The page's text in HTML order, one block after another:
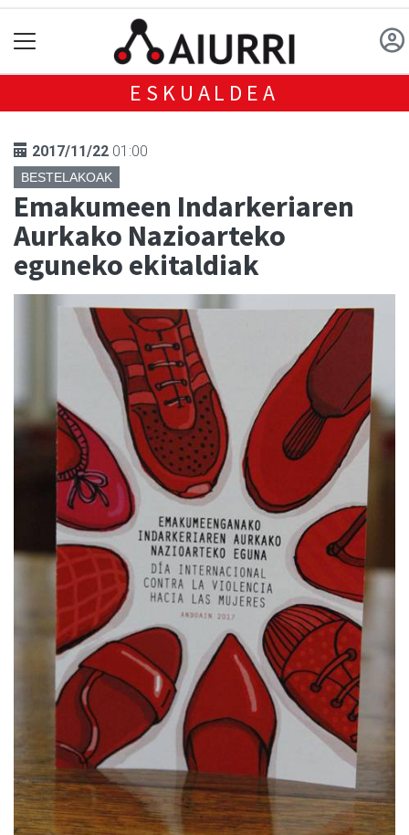
ESKUALDEA
2017/11/22 01:00
BESTELAKOAK
Emakumeen Indarkeriaren
Aurkako Nazioarteko
eguneko ekitaldiak